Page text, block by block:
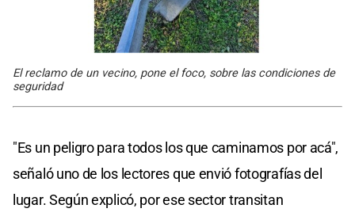
El reclamo de un vecino, pone el foco, sobre las condiciones de
seguridad
"Es un peligro para todos los que caminamos por acá",
señaló uno de los lectores que envió fotografías del
lugar. Según explicó, por ese sector transitan